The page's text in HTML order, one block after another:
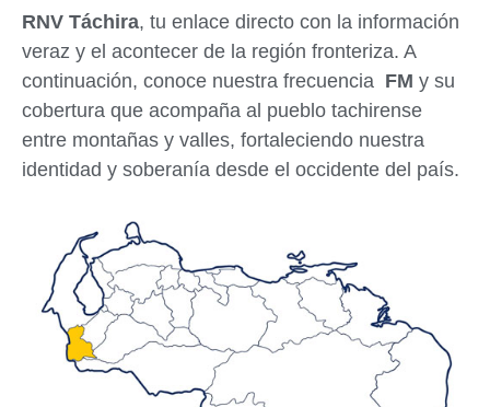
RNV Táchira, tu enlace directo con la información
veraz y el acontecer de la región fronteriza. A
continuación, conoce nuestra frecuencia FM y su
cobertura que acompaña al pueblo tachirense
entre montañas y valles, fortaleciendo nuestra
identidad y soberanía desde el occidente del país.